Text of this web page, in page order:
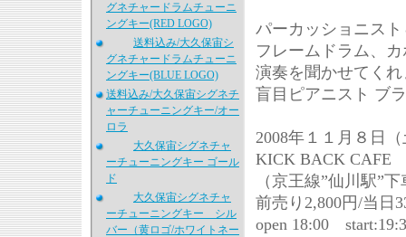
グネチャードラムチューニ
ングキー(RED LOGO)
送料込み/大久保宙シ
グネチャードラムチューニ
ングキー(BLUE LOGO)
送料込み/大久保宙シグネチ
ャーチューニングキー/オー
ロラ
大久保宙シグネチャ
ーチューニングキー ゴール
ド
大久保宙シグネチャ
ーチューニングキー シル
バー（黄ロゴ/ホワイトネー
パーカッショニス
フレームドラム、
演奏を聞かせてく
盲目ピアニスト ブ
2008年１１月８日
KICK BACK CAFE
（京王線”仙川駅”
前売り2,800円/当日
open 18:00